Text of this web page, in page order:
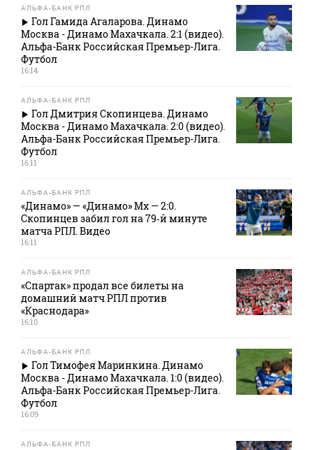
АЛЬФА-БАНК РПЛ
Гол Гамида Агаларова. Динамо
Москва - Динамо Махачкала. 2:1 (видео).
Альфа-Банк Российская Премьер-Лига.
Футбол
16:14
АЛЬФА-БАНК РПЛ
Гол Дмитрия Скопинцева. Динамо
Москва - Динамо Махачкала. 2:0 (видео).
Альфа-Банк Российская Премьер-Лига.
Футбол
16:11
АЛЬФА-БАНК РПЛ
«Динамо» — «Динамо» Мх — 2:0.
Скопинцев забил гол на 79‑й минуте
матча РПЛ. Видео
16:11
АЛЬФА-БАНК РПЛ
«Спартак» продал все билеты на
домашний матч РПЛ против
«Краснодара»
16:10
АЛЬФА-БАНК РПЛ
Гол Тимофея Маринкина. Динамо
Москва - Динамо Махачкала. 1:0 (видео).
Альфа-Банк Российская Премьер-Лига.
Футбол
16:09
АЛЬФА-БАНК РПЛ